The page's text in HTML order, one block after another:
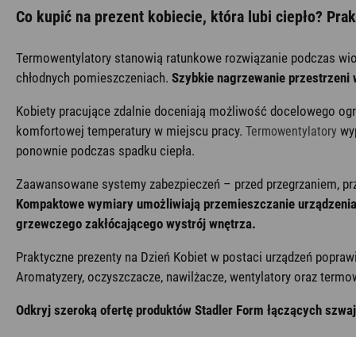
Co kupić na prezent kobiecie, która lubi ciepło?
Termowentylatory stanowią ratunkowe rozwiązanie podczas
chłodnych pomieszczeniach. Szybkie nagrzewanie
Kobiety pracujące zdalnie doceniają możliwość docelowego
komfortowej temperatury w miejscu pracy. Termowentylatory
ponownie podczas spadku ciepła.
Zaawansowane systemy zabezpieczeń – przed przegrzaniem,
Kompaktowe wymiary umożliwiają przemieszczanie
grzewczego zakłócającego wystrój wnętrza.
Praktyczne prezenty na Dzień Kobiet w postaci urządzeń
Aromatyzery, oczyszczacze, nawilżacze, wentylatory oraz
Odkryj szeroką ofertę produktów Stadler Form łączących